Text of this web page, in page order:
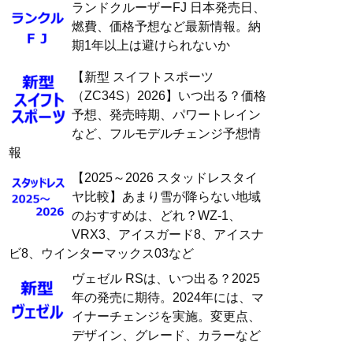
ランドクルーザーFJ 日本発売日、
燃費、価格予想など最新情報。納
期1年以上は避けられないか
【新型 スイフトスポーツ
（ZC34S）2026】いつ出る？価格
予想、発売時期、パワートレイン
など、フルモデルチェンジ予想情
報
【2025～2026 スタッドレスタイ
ヤ比較】あまり雪が降らない地域
のおすすめは、どれ？WZ-1、
VRX3、アイスガード8、アイスナ
ビ8、ウインターマックス03など
ヴェゼル RSは、いつ出る？2025
年の発売に期待。2024年には、マ
イナーチェンジを実施。変更点、
デザイン、グレード、カラーなど